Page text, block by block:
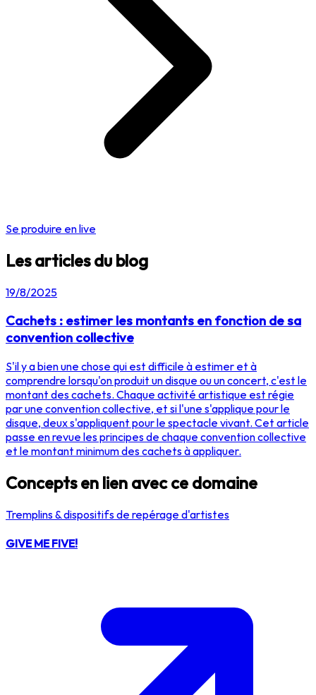
Se produire en live
Les articles du blog
19/8/2025
Cachets : estimer les montants en fonction de sa
convention collective
S'il y a bien une chose qui est difficile à estimer et à
comprendre lorsqu'on produit un disque ou un concert, c'est le
montant des cachets. Chaque activité artistique est régie
par une convention collective, et si l'une s'applique pour le
disque, deux s'appliquent pour le spectacle vivant. Cet article
passe en revue les principes de chaque convention collective
et le montant minimum des cachets à appliquer.
Concepts en lien avec ce domaine
Tremplins & dispositifs de repérage d'artistes
GIVE ME FIVE!